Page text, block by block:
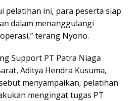
pelatihan ini, para peserta siap
dalam menanggulangi
terang Nyono.
Support PT Patra Niaga
Aditya Hendra Kusuma,
menyampaikan, pelatihan
mengingat tugas PT